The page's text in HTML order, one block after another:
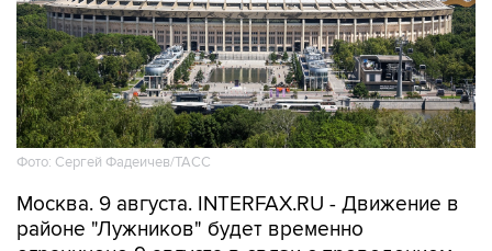
Фото: Сергей Фадеичев/ТАСС
Москва. 9 августа. INTERFAX.RU - Движение в
районе "Лужников" будет временно